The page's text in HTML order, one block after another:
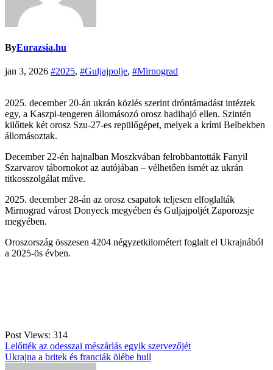
ByEurazsia.hu
jan 3, 2026 #2025, #Guljajpolje, #Mirnograd
2025. december 20-án ukrán közlés szerint dróntámadást intéztek
egy, a Kaszpi-tengeren állomásozó orosz hadihajó ellen. Szintén
kilőttek két orosz Szu-27-es repülőgépet, melyek a krími Belbekben
állomásoztak.
December 22-én hajnalban Moszkvában felrobbantották Fanyil
Szarvarov tábornokot az autójában – vélhetően ismét az ukrán
titkosszolgálat műve.
2025. december 28-án az orosz csapatok teljesen elfoglalták
Mirnograd várost Donyeck megyében és Guljajpoljét Zaporozsje
megyében.
Oroszország összesen 4204 négyzetkilométert foglalt el Ukrajnából
a 2025-ös évben.
Post Views: 314
Bejegyzés
navigáció
Lelőtték az odesszai mészárlás egyik szervezőjét
Ukrajna a britek és franciák ölébe hull